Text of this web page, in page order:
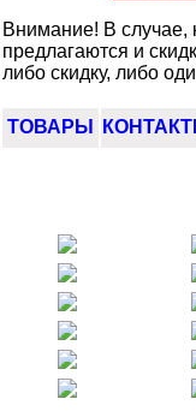
Внимание! В случае,
предлагаются и
либо скидку, либо
ТОВАРЫ